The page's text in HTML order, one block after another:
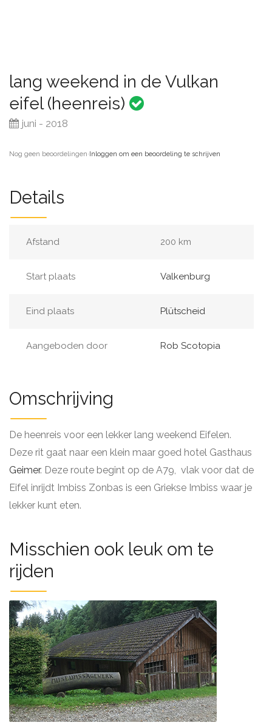
lang weekend in de Vulkan
eifel (heenreis)
juni - 2018
Nog geen beoordelingen·Inloggen om een beoordeling te schrijven
Details
Afstand 200 km
Start plaats Valkenburg
Eind plaats Plütscheid
Aangeboden door Rob Scotopia
Omschrijving
De heenreis voor een lekker lang weekend Eifelen.
Deze rit gaat naar een klein maar goed hotel Gasthaus
Geimer. Deze route begint op de A79, vlak voor dat de
Eifel inrijdt Imbiss Zonbas is een Griekse Imbiss waar je
lekker kunt eten.
Misschien ook leuk om te
rijden